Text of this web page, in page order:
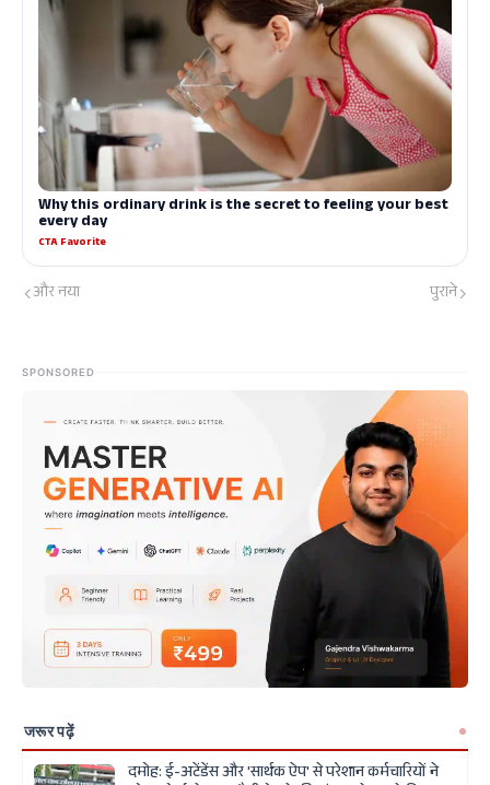
और नया पुराने
SPONSORED
जरूर पढ़ें
दमोह: ई-अटेंडेंस और 'सार्थक ऐप' से परेशान कर्मचारियों ने